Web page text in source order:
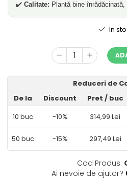
✔️ Calitate: Plantă bine
In
Reduceri de
De la
Discount Pret / buc
10 buc -10% 314,99 Lei
50 buc -15% 297,49 Lei
Cod Produs:
Ai nevoie de ajutor?